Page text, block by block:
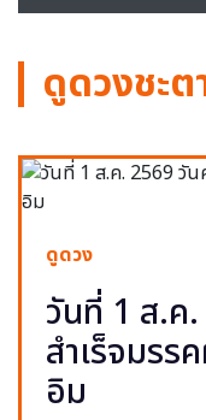
ดูดวงชะต
ดูดวง
วันที่ 1 ส.ค
สำเร็จมรร
อิม